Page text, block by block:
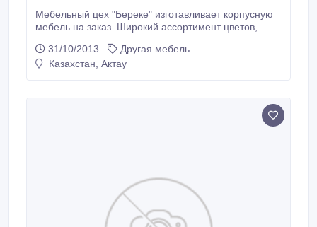
Мебельный цех "Береке" изготавливает корпусную
мебель на заказ. Широкий ассортимент цветов,
изготовления мебели. Мы имеем большой опыт по
изготовлению разных типов корпусной мебели,
31/10/2013
Другая мебель
Казахстан, Актау